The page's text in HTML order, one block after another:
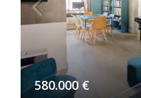
580.000 €